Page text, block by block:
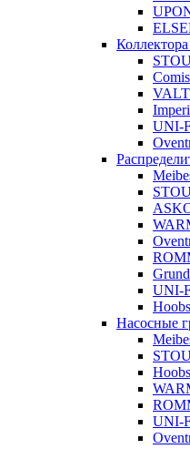
UNI-
UNI-
Hoobs
Насосные
Hoobs
UNI-